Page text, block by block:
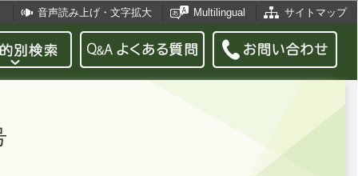
音声読み上げ・文字拡大 Multilingual サイトマップ